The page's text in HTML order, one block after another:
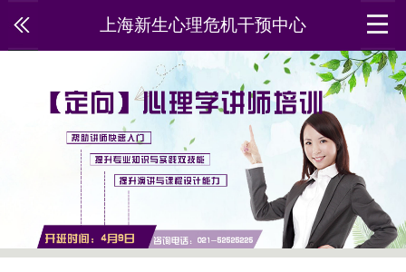
上海新生心理危机干预中心